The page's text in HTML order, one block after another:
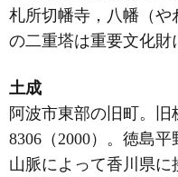
札所切幡寺，八幡（
の二重塔は重要文化財
土成
阿波市東部の旧町。旧
8306（2000）。徳島
山脈によって香川県